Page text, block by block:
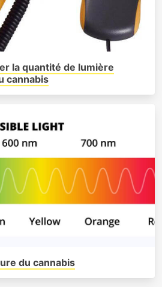
la quantité de lumière
cannabis
du cannabis